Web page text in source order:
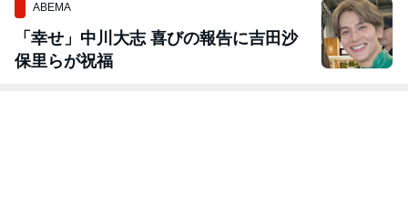
ABEMA
「幸せ」中川大志 喜びの報告に吉田沙
保里らが祝福